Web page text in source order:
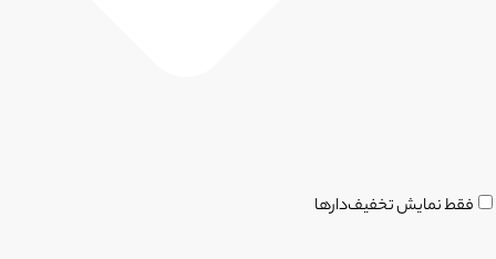
فقط نمایش تخفیف‌دارها